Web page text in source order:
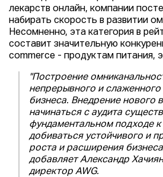
лекарств онлайн, компании
набирать скорость в развитии
Несомненно, эта категория в
составит значительную
commerce - продуктам питания,
"Построение
непрерывного и слаженного
бизнеса. Внедрение нового
начинаться с аудита
фундаментальном подходе
добиваться устойчивого и
роста и расширения
добавляет Александр
директор AWG.